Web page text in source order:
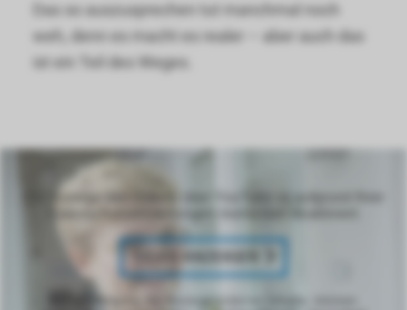
Das so auszusprechen tut manchmal noch
weh, denn es macht es realer – aber auch das
ist ein Teil des Weges.
Bei Bestätigung der Anzeige externer Inhalte, können